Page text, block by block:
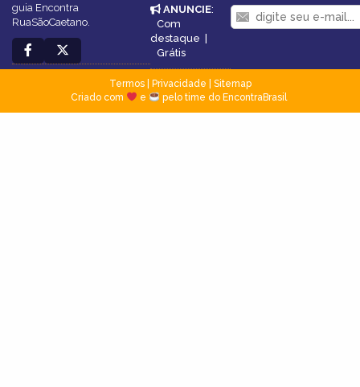
guia Encontra
RuaSãoCaetano.
ANUNCIE:
Com
destaque |
Grátis
Termos| Privacidade
Sitemap
Criado com
e pelo time do EncontraBrasil